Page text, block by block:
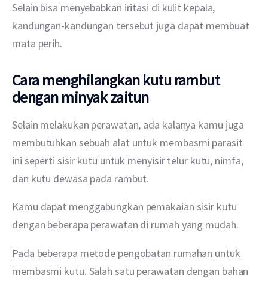
Selain bisa menyebabkan iritasi di kulit kepala,
kandungan-kandungan tersebut juga dapat membuat
mata perih.
Cara menghilangkan kutu rambut
dengan minyak zaitun
Selain melakukan perawatan, ada kalanya kamu juga
membutuhkan sebuah alat untuk membasmi parasit
ini seperti sisir kutu untuk menyisir telur kutu, nimfa,
dan kutu dewasa pada rambut.
Kamu dapat menggabungkan pemakaian sisir kutu
dengan beberapa perawatan di rumah yang mudah.
Pada beberapa metode pengobatan rumahan untuk
membasmi kutu. Salah satu perawatan dengan bahan